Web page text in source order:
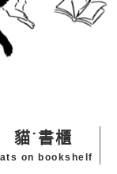
貓˙書櫃
on bookshelf